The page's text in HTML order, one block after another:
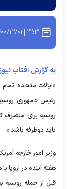
۲۲:۳۱ ۱۴۰۰/
به گزارش آفتاب
«ایالات متحده
رئیس جمهوری
روسیه برای منصرف
باید دوطرفه باشد.»
وزیر امور خارجه
هفته آینده در اروپا
قبل از حمله روسیه